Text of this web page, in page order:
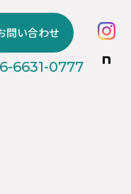
問い合わせ
6631-0777